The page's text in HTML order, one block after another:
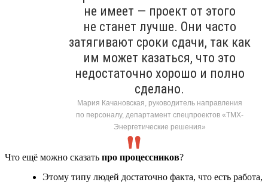
не имеет — проект от этого
не станет лучше. Они часто
затягивают сроки сдачи, так как
им может казаться, что это
недостаточно хорошо и полно
сделано.
Мария Качановская, руководитель направления
по персоналу, департамент спецпроектов «ТМХ-
Энергетические решения»
Что ещё можно сказать про процессников?
Этому типу людей достаточно факта, что есть работа,